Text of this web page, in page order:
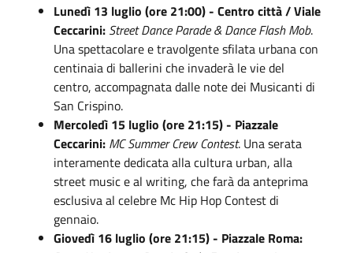
Lunedì 13 luglio (ore 21:00) - Centro città / Viale
Ceccarini: Street Dance Parade & Dance Flash Mob.
Una spettacolare e travolgente sfilata urbana con
centinaia di ballerini che invaderà le vie del
centro, accompagnata dalle note dei Musicanti di
San Crispino.
Mercoledì 15 luglio (ore 21:15) - Piazzale
Ceccarini: MC Summer Crew Contest. Una serata
interamente dedicata alla cultura urban, alla
street music e al writing, che farà da anteprima
esclusiva al celebre Mc Hip Hop Contest di
gennaio.
Giovedì 16 luglio (ore 21:15) - Piazzale Roma: